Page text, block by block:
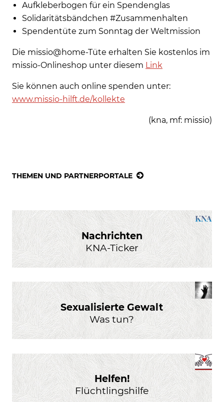
Aufkleberbogen für ein Spendenglas
Solidaritätsbändchen #Zusammenhalten
Spendentüte zum Sonntag der Weltmission
Die missio@home-Tüte erhalten Sie kostenlos im
missio-Onlineshop unter diesem Link
Sie können auch online spenden unter:
www.missio-hilft.de/kollekte
(kna, mf: missio)
THEMEN UND PARTNERPORTALE
Nachrichten
KNA-Ticker
Sexualisierte Gewalt
Was tun?
Helfen!
Flüchtlingshilfe